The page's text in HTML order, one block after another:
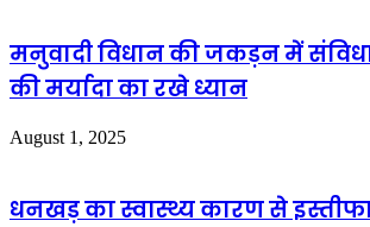
मनुवादी विधान की जकड़न में
की मर्यादा का रखे ध्यान
August 1, 2025
धनखड़ का स्वास्थ्य कारण से